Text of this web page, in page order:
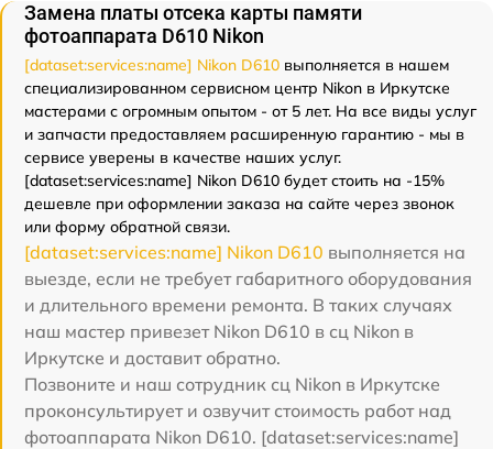
Замена платы отсека карты памяти
фотоаппарата D610 Nikon
[dataset:services:name] Nikon D610 выполняется в нашем
специализированном сервисном центр Nikon в Иркутске
мастерами с огромным опытом - от 5 лет. На все виды услуг
и запчасти предоставляем расширенную гарантию - мы в
сервисе уверены в качестве наших услуг.
[dataset:services:name] Nikon D610 будет стоить на -15%
дешевле при оформлении заказа на сайте через звонок
или форму обратной связи.
[dataset:services:name] Nikon D610 выполняется на
выезде, если не требует габаритного оборудования
и длительного времени ремонта. В таких случаях
наш мастер привезет Nikon D610 в сц Nikon в
Иркутске и доставит обратно.
Позвоните и наш сотрудник сц Nikon в Иркутске
проконсультирует и озвучит стоимость работ над
фотоаппарата Nikon D610. [dataset:services:name]